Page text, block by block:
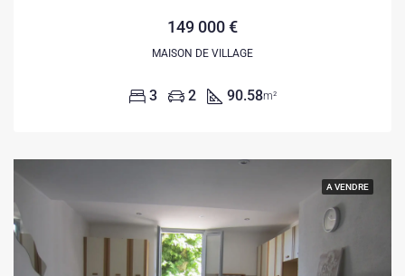
149 000 €
MAISON DE VILLAGE
3 2 90.58m²
A VENDRE